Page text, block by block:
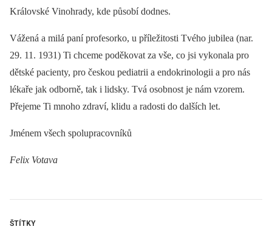
Královské Vinohrady, kde působí dodnes.
Vážená a milá paní profesorko, u příležitosti Tvého jubilea (nar.
29. 11. 1931) Ti chceme poděkovat za vše, co jsi vykonala pro
dětské pacienty, pro českou pediatrii a endokrinologii a pro nás
lékaře jak odborně, tak i lidsky. Tvá osobnost je nám vzorem.
Přejeme Ti mnoho zdraví, klidu a radosti do dalších let.
Jménem všech spolupracovníků
Felix Votava
ŠTÍTKY